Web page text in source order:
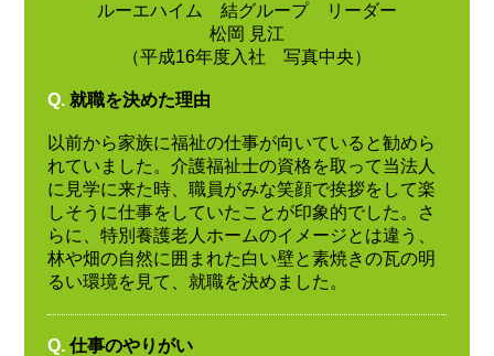
ルーエハイム 結グループ リーダー
松岡 見江
（平成16年度入社 写真中央）
Q. 就職を決めた理由
以前から家族に福祉の仕事が向いていると勧めら
れていました。介護福祉士の資格を取って当法人
に見学に来た時、職員がみな笑顔で挨拶をして楽
しそうに仕事をしていたことが印象的でした。さ
らに、特別養護老人ホームのイメージとは違う、
林や畑の自然に囲まれた白い壁と素焼きの瓦の明
るい環境を見て、就職を決めました。
Q. 仕事のやりがい